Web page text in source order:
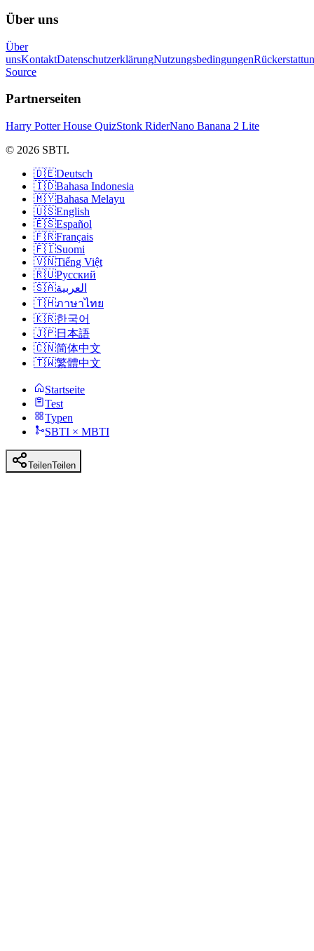
Über uns
Über
unsKontaktDatenschutzerklärungNutzungsbedingungen
Source
Partnerseiten
Harry Potter House QuizStonk RiderNano Banana 2 Lite
© 2026 SBTI.
🇩🇪Deutsch
🇮🇩Bahasa Indonesia
🇲🇾Bahasa Melayu
🇺🇸English
🇪🇸Español
🇫🇷Français
🇫🇮Suomi
🇻🇳Tiếng Việt
🇷🇺Русский
🇸🇦العربية
🇹🇭ภาษาไทย
🇰🇷한국어
🇯🇵日本語
🇨🇳简体中文
🇹🇼繁體中文
Startseite
Test
Typen
SBTI × MBTI
TeilenTeilen